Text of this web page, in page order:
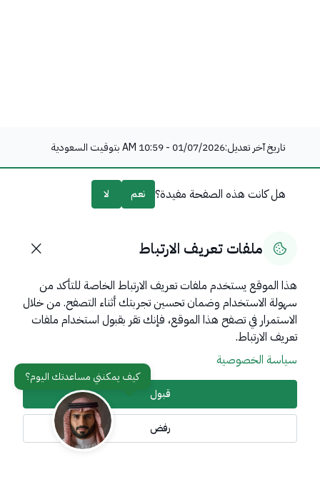
تاريخ آخر تعديل:01/07/2026 - 10:59 AM بتوقيت السعودية
هل كانت هذه الصفحة مفيدة؟ نعم لا
روابط مهمة
عن المملكة
عن الوزارة
تواصل معنا أدوات الإتاحة وامكانية الوصول
ملفات تعريف الارتباط
هذا الموقع يستخدم ملفات تعريف الارتباط الخاصة للتأكد من
سهولة الاستخدام وضمان تحسين تجربتك أثناء التصفح. من خلال
الاستمرار في تصفح هذا الموقع، فإنك تقر بقبول استخدام ملفات
تعريف الارتباط.
سياسة الخصوصية
قبول
رفض